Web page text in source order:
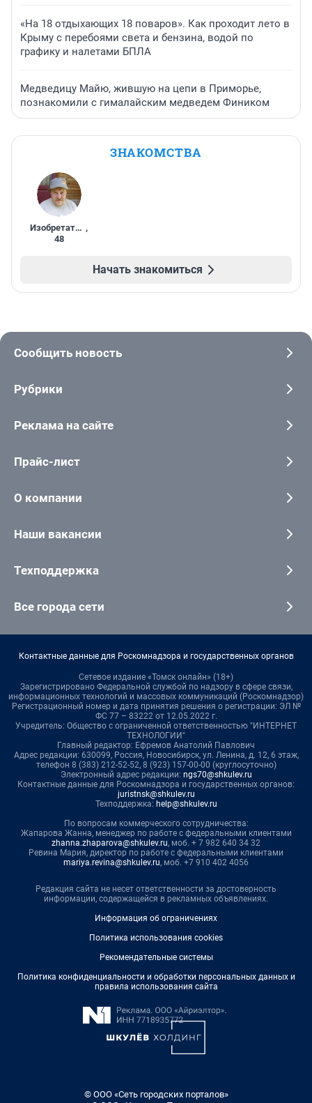
«На 18 отдыхающих 18 поваров». Как проходит лето в
Крыму с перебоями света и бензина, водой по
графику и налетами БПЛА
Медведицу Майю, жившую на цепи в Приморье,
познакомили с гималайским медведем Фиником
ЗНАКОМСТВА
Изобретатель ,
48
Начать знакомиться
Сообщить новость
Рубрики
Реклама на сайте
Прайс-лист
О компании
Наши вакансии
Техподдержка
Все города сети
Контактные данные для Роскомнадзора и государственных органов
Сетевое издание «Томск онлайн» (18+)
Зарегистрировано Федеральной службой по надзору в сфере связи,
информационных технологий и массовых коммуникаций (Роскомнадзор)
Регистрационный номер и дата принятия решения о регистрации: ЭЛ №
ФС 77 – 83222 от 12.05.2022 г.
Учредитель: Общество с ограниченной ответственностью "ИНТЕРНЕТ
ТЕХНОЛОГИИ"
Главный редактор: Ефремов Анатолий Павлович
Адрес редакции: 630099, Россия, Новосибирск, ул. Ленина, д. 12, 6 этаж,
телефон 8 (383) 212-52-52, 8 (923) 157-00-00 (круглосуточно)
Электронный адрес редакции: ngs70@shkulev.ru
Контактные данные для Роскомнадзора и государственных органов:
juristnsk@shkulev.ru
Техподдержка: help@shkulev.ru
По вопросам коммерческого сотрудничества:
Жапарова Жанна, менеджер по работе с федеральными клиентами
zhanna.zhaparova@shkulev.ru, моб. + 7 982 640 34 32
Ревина Мария, директор по работе с федеральными клиентами
mariya.revina@shkulev.ru, моб. +7 910 402 4056
Редакция сайта не несет ответственности за достоверность
информации, содержащейся в рекламных объявлениях.
Информация об ограничениях
Политика использования cookies
Рекомендательные системы
Политика конфиденциальности и обработки персональных данных и
правила использования сайта
© ООО «Сеть городских порталов»